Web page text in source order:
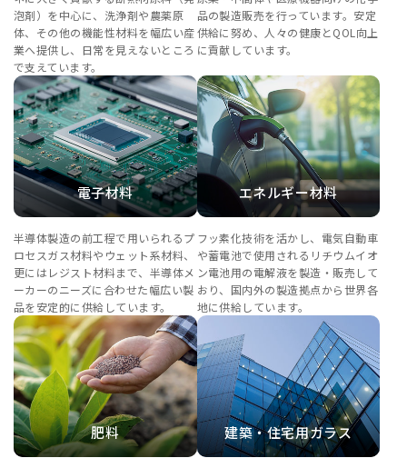
泡剤）を中心に、洗浄剤や農薬原
体、その他の機能性材料を幅広い産
業へ提供し、日常を見えないところ
で支えています。
品の製造販売を行っています。安定
供給に努め、人々の健康とQOL向上
に貢献しています。
電子材料
半導体製造の前工程で用いられるプ
ロセスガス材料やウェット系材料、
更にはレジスト材料まで、半導体メ
ーカーのニーズに合わせた幅広い製
品を安定的に供給しています。
エネルギー材料
フッ素化技術を活かし、電気自動車
や蓄電池で使用されるリチウムイオ
ン電池用の電解液を製造・販売して
おり、国内外の製造拠点から世界各
地に供給しています。
肥料 建築・住宅用ガラス